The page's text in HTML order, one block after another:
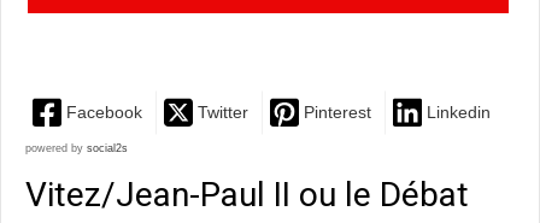
Facebook Twitter Pinterest Linkedin
powered by social2s
Vitez/Jean-Paul II ou le Débat